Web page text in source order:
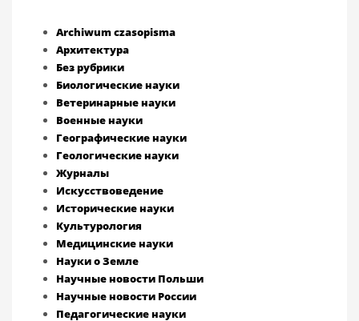
Archiwum czasopisma
Архитектура
Без рубрики
Биологические науки
Ветеринарные науки
Военные науки
Географические науки
Геологические науки
Журналы
Искусствоведение
Исторические науки
Культурология
Медицинские науки
Науки о Земле
Научные новости Польши
Научные новости России
Педагогические науки